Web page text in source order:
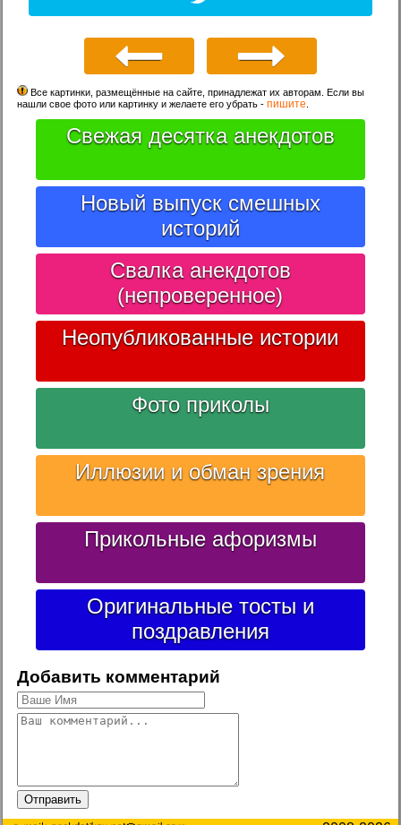
Все картинки, размещённые на сайте, принадлежат их авторам. Если вы
нашли свое фото или картинку и желаете его убрать -пишите
Свежая десятка анекдотов
Новый выпуск смешных
историй
Свалка анекдотов
(непроверенное)
Неопубликованные истории
Фото приколы
Иллюзии и обман зрения
Прикольные афоризмы
Оригинальные тосты и
поздравления
Добавить комментарий